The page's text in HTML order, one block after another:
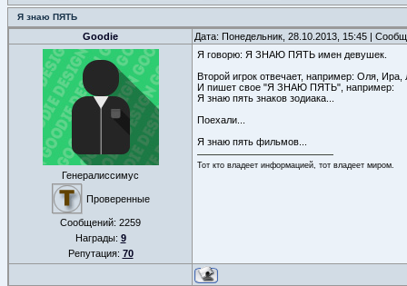
Я знаю ПЯТЬ
Goodie Дата: Понедельник, 28.10.2013, 15:45 |
Генералиссимус
Проверенные
Сообщений: 2259
Награды: 9
Репутация: 70
Я говорю: Я ЗНАЮ ПЯТЬ имен девушек.
Второй игрок отвечает, например: Оля,
И пишет свое "Я ЗНАЮ ПЯТЬ", например:
Я знаю пять знаков зодиака...
Поехали...
Я знаю пять фильмов...
Тот кто владеет информацией, тот владеет миром.